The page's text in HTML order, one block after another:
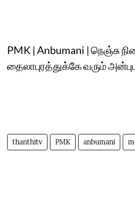
PMK | Anbumani | நெஞ்சு
தைலாபுரத்துக்கே வரும்
thanthitv PMK anbumani